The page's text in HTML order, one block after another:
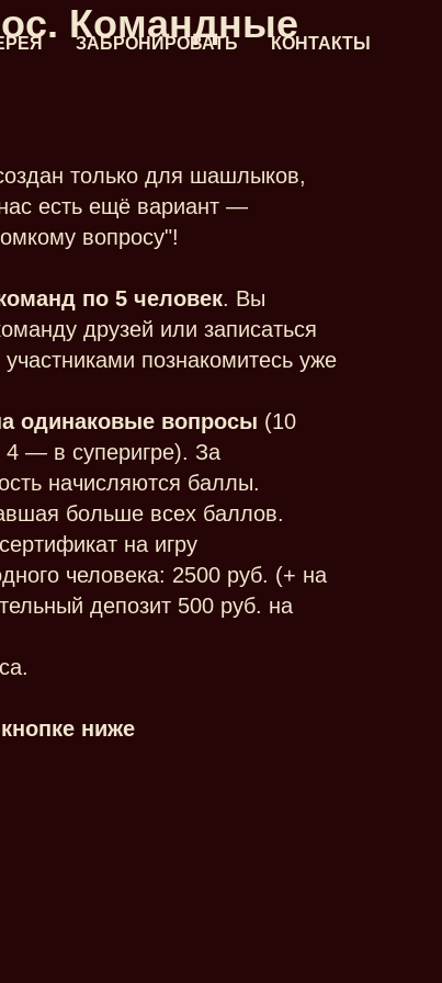
ЗАБРОНИРОВАТЬ КОНТАКТЫ
Командные
только для шашлыков,
есть ещё вариант —
вопросу"!
по 5 человек. Вы
друзей или записаться
познакомитесь уже
одинаковые вопросы (10
4 — в суперигре). За
начисляются баллы.
больше всех баллов.
на игру
человека: 2500 руб. (+ на
депозит 500 руб. на
ниже